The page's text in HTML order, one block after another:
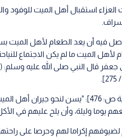
استقبال أهل الميت للوفود
فيه أن يعد الطعام لأهل الميت
لأهل الميت ما لم يكن الاجتماع
جعفر قال النبي صلى الله عليه
وجاء في [شرح المقدمة الحضرمية ص: 476]: "يسن
يوما وليلة، وأن يلح عليهم في
إكراما لهم وحرصا على